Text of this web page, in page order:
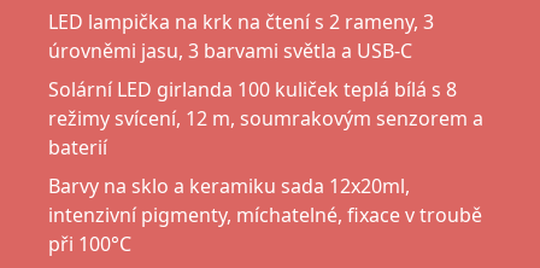
LED lampička na krk na čtení s 2 rameny, 3
úrovněmi jasu, 3 barvami světla a USB-C
Solární LED girlanda 100 kuliček teplá bílá s 8
režimy svícení, 12 m, soumrakovým senzorem a
baterií
Barvy na sklo a keramiku sada 12x20ml,
intenzivní pigmenty, míchatelné, fixace v troubě
při 100°C